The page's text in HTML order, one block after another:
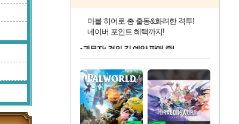
최대 90% 할인가를 만나보세요!
네이버혜택과 함께 만나보세요!
50%할인&추가 적립까지!
네이버 포인트 혜택까지!
귀무자: 검의 길 예약 판매 중!
10% 할인과
이니&베니 혜택까지!
네이버 혜택가와 함께 예약하세요!
할인&네이버혜택으로 만나보세요!
네이버페이 혜택과 만나보세요!
40주년 프로모션으로 만나보세요!
할인가에 만나보세요!
일부 에디션 상시 할인!
혜택으로 예약 판매 중
편안하게 충전하세요